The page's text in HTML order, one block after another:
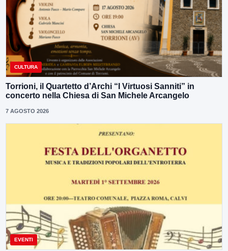
CULTURA
Torrioni, il Quartetto d’Archi “I Virtuosi Sanniti” in
concerto nella Chiesa di San Michele Arcangelo
7 AGOSTO 2026
EVENTI